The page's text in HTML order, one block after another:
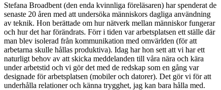
Stefana Broadbent (den enda kvinnliga föreläsaren) har spenderat de
senaste 20 åren med att undersöka människors dagliga användning
av teknik. Hon berättade om hur nätverk mellan människor fungerar
och hur det har förändrats. Förr i tiden var arbetsplatsen ett ställe där
man blev isolerad från kommunikation med omvärlden (för att
arbetarna skulle hållas produktiva). Idag har hon sett att vi har ett
naturligt behov av att skicka meddelanden till våra nära och kära
under arbetstid och vi gör det med de redskap som en gång var
designade för arbetsplatsen (mobiler och datorer). Det gör vi för att
underhålla relationer och känna trygghet, jag kan bara hålla med.